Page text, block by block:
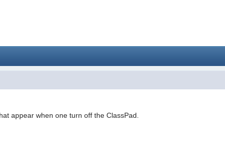
appear when one turn off the ClassPad.